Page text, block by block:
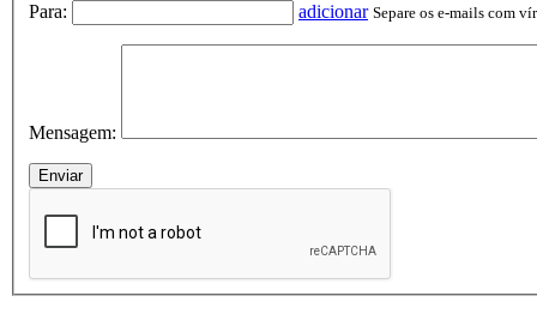
Para: adicionar Separe os e-mails com
Mensagem: